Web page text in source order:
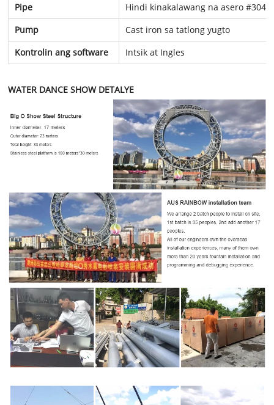
Pipe
Hindi kinakalawang na asero #304
Pump
Cast iron sa tatlong yugto
Kontrolin ang software
Intsik at Ingles
WATER DANCE SHOW DETALYE